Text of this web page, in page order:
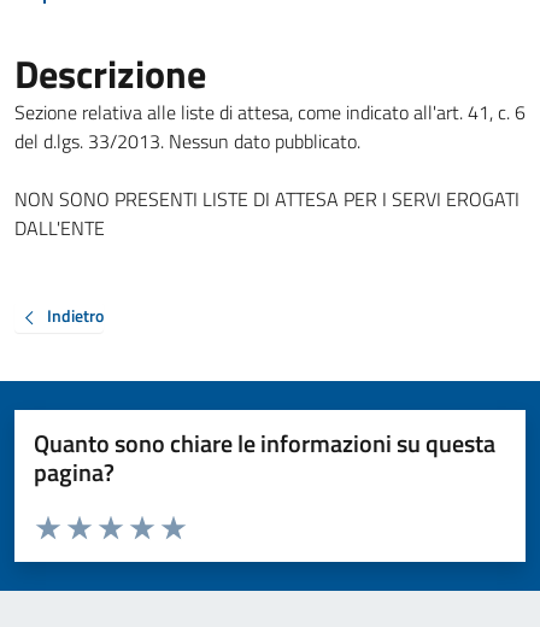
Descrizione
Sezione relativa alle liste di attesa, come indicato all'art. 41, c. 6
del d.lgs. 33/2013. Nessun dato pubblicato.
NON SONO PRESENTI LISTE DI ATTESA PER I SERVI EROGATI
DALL'ENTE
Indietro
Quanto sono chiare le informazioni su questa
pagina?
Valuta da 1 a 5 stelle la pagina
Valuta 5 stelle su 5
Valuta 4 stelle su 5
Valuta 3 stelle su 5
Valuta 2 stelle su 5
Valuta 1 stelle su 5